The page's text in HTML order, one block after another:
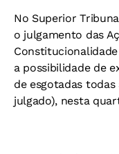
No Superior
o julgamento das
a possibilidade de
de esgotadas
julgado), nesta